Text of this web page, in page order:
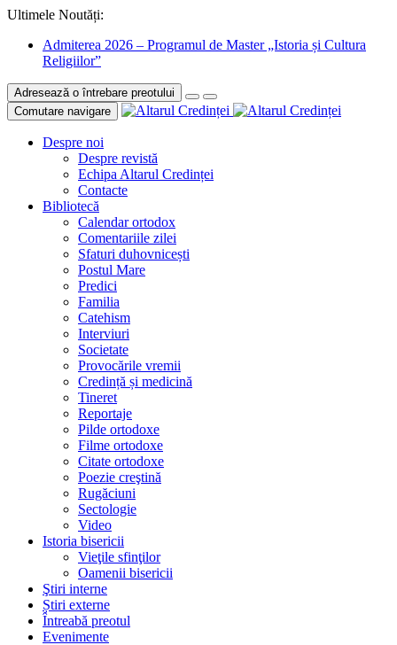
Ultimele Noutăți:
Admiterea 2026 – Programul de Master „Istoria și Cultura
Religiilor”
Adresează o întrebare preotului
Comutare navigare
Despre noi
Despre revistă
Echipa Altarul Credinței
Contacte
Bibliotecă
Calendar ortodox
Comentariile zilei
Sfaturi duhovnicești
Postul Mare
Predici
Familia
Catehism
Interviuri
Societate
Provocările vremii
Credință și medicină
Tineret
Reportaje
Pilde ortodoxe
Filme ortodoxe
Citate ortodoxe
Poezie creştină
Rugăciuni
Sectologie
Video
Istoria bisericii
Vieţile sfinţilor
Oamenii bisericii
Ştiri interne
Știri externe
Întreabă preotul
Evenimente